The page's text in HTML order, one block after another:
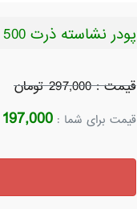
پودر نشاسته ذرت 500 گرمی
قیمت : 297,000 تومان
قیمت برای شما : 197,000 تومان